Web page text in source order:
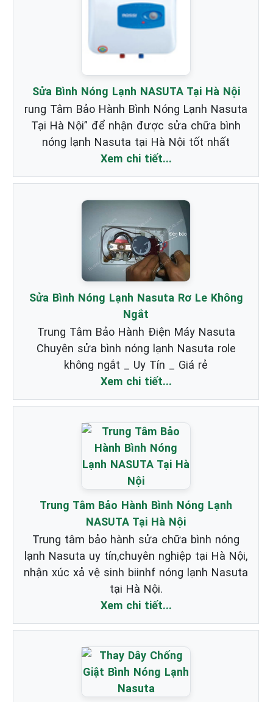
Sửa Bình Nóng Lạnh NASUTA Tại Hà Nội
rung Tâm Bảo Hành Bình Nóng Lạnh Nasuta
Tại Hà Nội” để nhận được sửa chữa bình
nóng lạnh Nasuta tại Hà Nội tốt nhất
Xem chi tiết...
Sửa Bình Nóng Lạnh Nasuta Rơ Le Không
Ngắt
Trung Tâm Bảo Hành Điện Máy Nasuta
Chuyên sửa bình nóng lạnh Nasuta role
không ngắt _ Uy Tín _ Giá rẻ
Xem chi tiết...
Trung Tâm Bảo Hành Bình Nóng Lạnh
NASUTA Tại Hà Nội
Trung tâm bảo hành sửa chữa bình nóng
lạnh Nasuta uy tín,chuyên nghiệp tại Hà Nội,
nhận xúc xả vệ sinh biinhf nóng lạnh Nasuta
tại Hà Nội.
Xem chi tiết...